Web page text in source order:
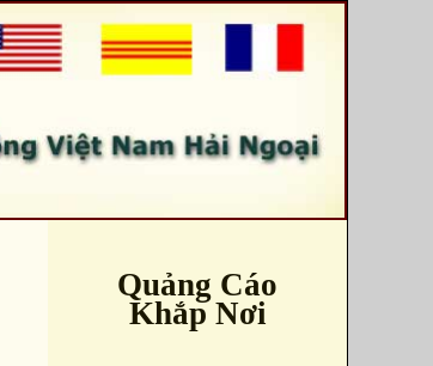
Quảng Cáo
Khắp Nơi